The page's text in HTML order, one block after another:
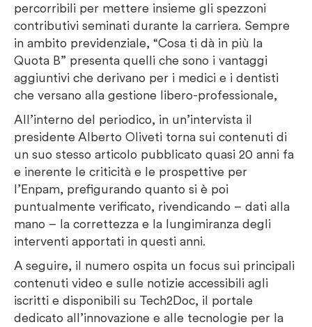
percorribili per mettere insieme gli spezzoni
contributivi seminati durante la carriera. Sempre
in ambito previdenziale, “Cosa ti dà in più la
Quota B” presenta quelli che sono i vantaggi
aggiuntivi che derivano per i medici e i dentisti
che versano alla gestione libero-professionale,
All’interno del periodico, in un’intervista il
presidente Alberto Oliveti torna sui contenuti di
un suo stesso articolo pubblicato quasi 20 anni fa
e inerente le criticità e le prospettive per
l’Enpam, prefigurando quanto si è poi
puntualmente verificato, rivendicando – dati alla
mano – la correttezza e la lungimiranza degli
interventi apportati in questi anni.
A seguire, il numero ospita un focus sui principali
contenuti video e sulle notizie accessibili agli
iscritti e disponibili su Tech2Doc, il portale
dedicato all’innovazione e alle tecnologie per la